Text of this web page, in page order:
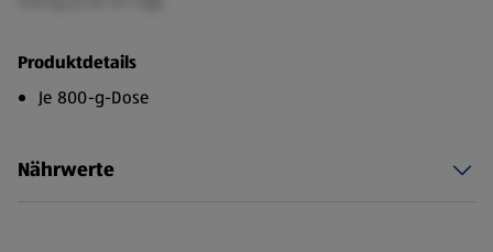
Produktdetails
Je 800-g-Dose
Nährwerte